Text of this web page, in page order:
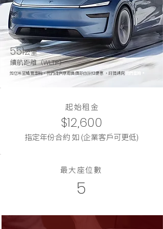
551公里
續航距離（WLTP）
如您希望購買車輛，我們提供原廠售價部份折扣優惠 ，詳情請向我們查詢。
$12,600
指定年份合約 如 (企業客戶可更低)
起始租金
最大座位數
5